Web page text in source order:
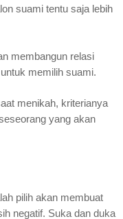
suami tentu saja lebih
membangun relasi
memilih suami.
menikah, kriterianya
yang akan
pilih akan membuat
negatif. Suka dan duka